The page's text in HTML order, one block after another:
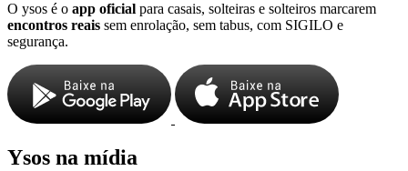
O ysos é o app oficial para casais, solteiras e solteiros marcarem
encontros reais sem enrolação, sem tabus, com SIGILO e
segurança.
Ysos na mídia